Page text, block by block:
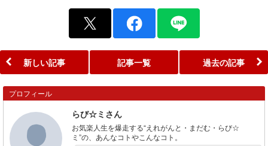
新しい記事 記事一覧 過去の記事
プロフィール
らび☆ミさん
お気楽人生を爆走する“えれがんと・まだむ・らび☆
ミ”の、あんなコトやこんなコト。